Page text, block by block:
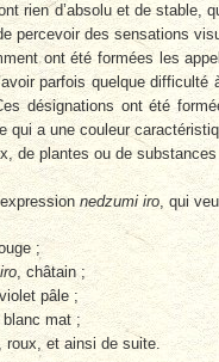
rien d’absolu et de stable,
percevoir des sensations
ont été formées les
parfois quelque
désignations ont été
qui a une couleur
de plantes ou de
nedzumi iro , qui
;
, châtain ;
pâle ;
blanc mat ;
roux, et ainsi de suite.